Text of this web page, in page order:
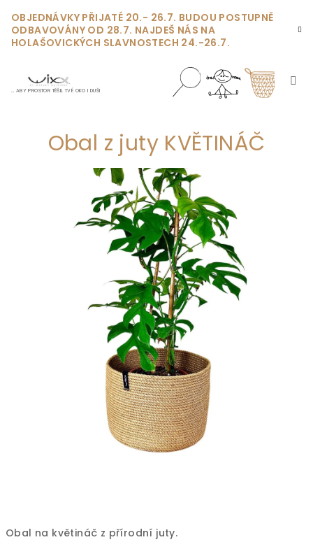
na
obsah
OBJEDNÁVKY PŘIJATÉ 20.- 26.7. BUDOU POSTUPNĚ
ODBAVOVÁNY OD 28.7. NAJDEŠ NÁS NA
HOLAŠOVICKÝCH SLAVNOSTECH 24.-26.7.
… ABY PROSTOR TĚŠIL TVÉ OKO I DUŠI
HledatPřihlášení
košík
Obal na květináč z přírodní juty.
Obal z juty KVĚTINÁČ